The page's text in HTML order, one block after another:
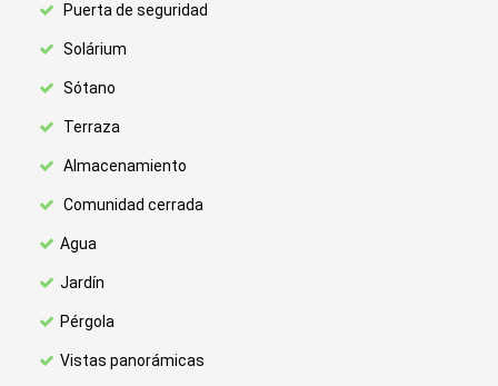
Puerta de seguridad
Solárium
Sótano
Terraza
Almacenamiento
Comunidad cerrada
Agua
Jardín
Pérgola
Vistas panorámicas